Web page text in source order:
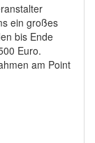
ein großes
bis Ende
Euro.
am Point